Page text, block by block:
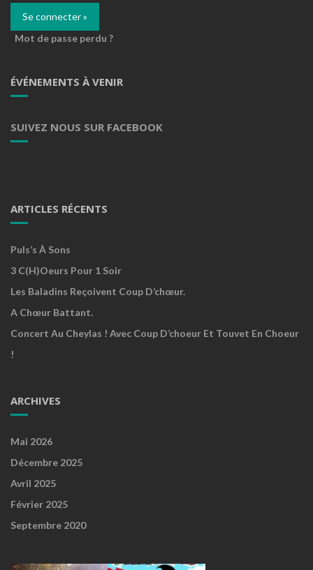
Mot de passe perdu ?
ÉVÉNEMENTS À VENIR
SUIVEZ NOUS SUR FACEBOOK
ARTICLES RÉCENTS
Puls’s À Sons
3 C(h)oeurs Pour 1 Soir
Les Baladins Reçoivent Coup D’chœur.
A Chœur Battant.
Concert Au Cheylas ! Avec Coup D’choeur Et Touvet En Choeur
!
ARCHIVES
Mai 2026
Décembre 2025
Avril 2025
Février 2025
Septembre 2020